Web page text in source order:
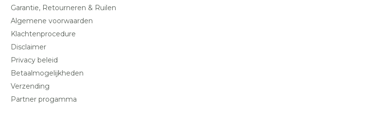
Garantie, Retourneren & Ruilen
Algemene voorwaarden
Klachtenprocedure
Disclaimer
Privacy beleid
Betaalmogelijkheden
Verzending
Partner progamma